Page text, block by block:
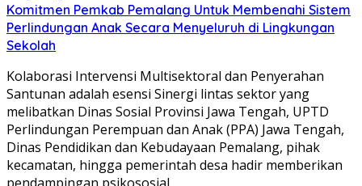
Komitmen Pemkab Pemalang Untuk Membenahi Sistem
Perlindungan Anak Secara Menyeluruh di Lingkungan
Sekolah
Kolaborasi Intervensi Multisektoral dan Penyerahan
Santunan adalah esensi Sinergi lintas sektor yang
melibatkan Dinas Sosial Provinsi Jawa Tengah, UPTD
Perlindungan Perempuan dan Anak (PPA) Jawa Tengah,
Dinas Pendidikan dan Kebudayaan Pemalang, pihak
kecamatan, hingga pemerintah desa hadir memberikan